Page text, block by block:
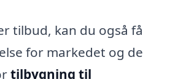
tilbud, kan du også få
for markedet og de
tilbygning til